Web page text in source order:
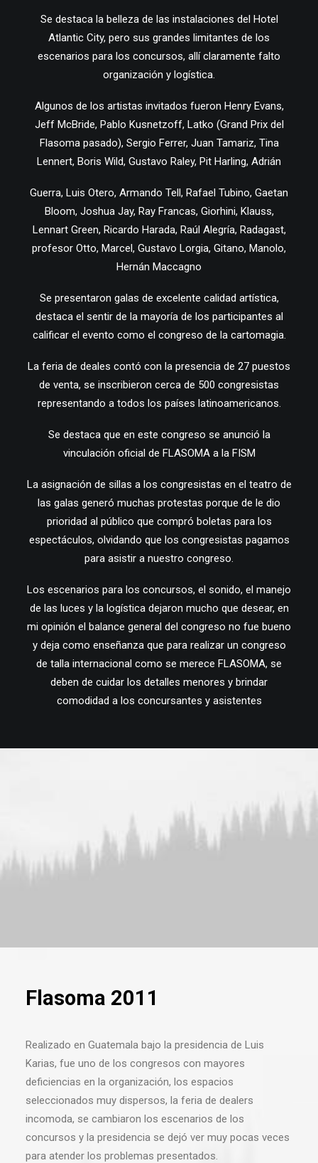
Se destaca la belleza de las instalaciones del Hotel
Atlantic City, pero sus grandes limitantes de los
escenarios para los concursos, allí claramente falto
organización y logística.
Algunos de los artistas invitados fueron Henry Evans,
Jeff McBride, Pablo Kusnetzoff, Latko (Grand Prix del
Flasoma pasado), Sergio Ferrer, Juan Tamariz, Tina
Lennert, Boris Wild, Gustavo Raley, Pit Harling, Adrián
Guerra, Luis Otero, Armando Tell, Rafael Tubino, Gaetan
Bloom, Joshua Jay, Ray Francas, Giorhini, Klauss,
Lennart Green, Ricardo Harada, Raúl Alegría, Radagast,
profesor Otto, Marcel, Gustavo Lorgia, Gitano, Manolo,
Hernán Maccagno
Se presentaron galas de excelente calidad artística,
destaca el sentir de la mayoría de los participantes al
calificar el evento como el congreso de la cartomagia.
La feria de deales contó con la presencia de 27 puestos
de venta, se inscribieron cerca de 500 congresistas
representando a todos los países latinoamericanos.
Se destaca que en este congreso se anunció la
vinculación oficial de FLASOMA a la FISM
La asignación de sillas a los congresistas en el teatro de
las galas generó muchas protestas porque de le dio
prioridad al público que compró boletas para los
espectáculos, olvidando que los congresistas pagamos
para asistir a nuestro congreso.
Los escenarios para los concursos, el sonido, el manejo
de las luces y la logística dejaron mucho que desear, en
mi opinión el balance general del congreso no fue bueno
y deja como enseñanza que para realizar un congreso
de talla internacional como se merece FLASOMA, se
deben de cuidar los detalles menores y brindar
comodidad a los concursantes y asistentes
Flasoma 2011
Realizado en Guatemala bajo la presidencia de Luis
Karias, fue uno de los congresos con mayores
deficiencias en la organización, los espacios
seleccionados muy dispersos, la feria de dealers
incomoda, se cambiaron los escenarios de los
concursos y la presidencia se dejó ver muy pocas veces
para atender los problemas presentados.